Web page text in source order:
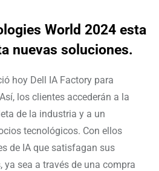
World 2024 esta
nuevas soluciones.
hoy Dell IA Factory para
los clientes accederán a la
de la industria y a un
tecnológicos. Con ellos
de IA que satisfagan sus
ya sea a través de una compra